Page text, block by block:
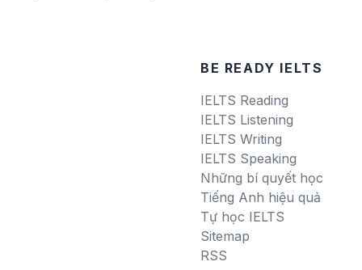
BE READY IELTS
IELTS Reading
IELTS Listening
IELTS Writing
IELTS Speaking
Những bí quyết học
Tiếng Anh hiệu quả
Tự học IELTS
Sitemap
RSS